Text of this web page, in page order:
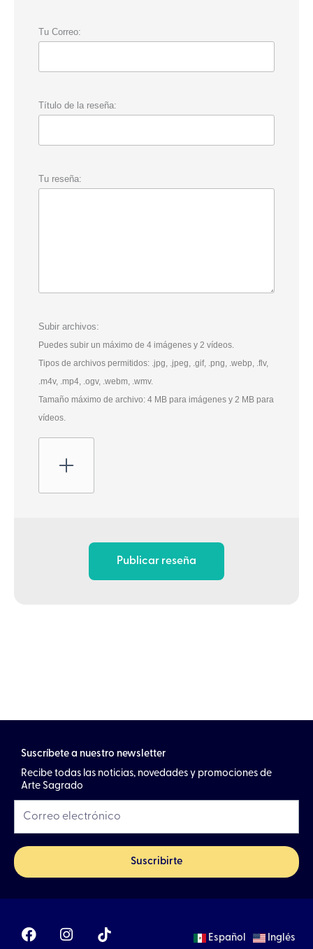
Tu Correo:
Título de la reseña:
Tu reseña:
Subir archivos:
Puedes subir un máximo de 4 imágenes y 2 vídeos.
Tipos de archivos permitidos: .jpg, .jpeg, .gif, .png, .webp, .flv,
.m4v, .mp4, .ogv, .webm, .wmv.
Tamaño máximo de archivo: 4 MB para imágenes y 2 MB para
vídeos.
Publicar reseña
Suscríbete a nuestro newsletter
Recibe todas las noticias, novedades y promociones de
Arte Sagrado
Suscribirte
F
a
I
n
Español Inglés